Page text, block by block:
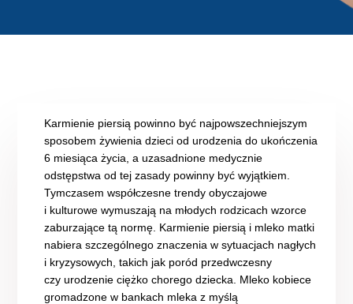
Karmienie piersią powinno być najpowszechniejszym
sposobem żywienia dzieci od urodzenia do ukończenia
6 miesiąca życia, a uzasadnione medycznie
odstępstwa od tej zasady powinny być wyjątkiem.
Tymczasem współczesne trendy obyczajowe
i kulturowe wymuszają na młodych rodzicach wzorce
zaburzające tą normę. Karmienie piersią i mleko matki
nabiera szczególnego znaczenia w sytuacjach nagłych
i kryzysowych, takich jak poród przedwczesny
czy urodzenie ciężko chorego dziecka. Mleko kobiece
gromadzone w bankach mleka z myślą